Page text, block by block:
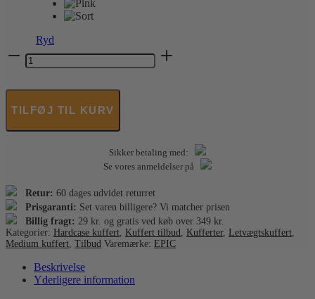
Ryd
EPIC
-
SL
-
Medium
TILFØJ TIL KURV
Sikker betaling med:
Se vores anmeldelser på
Retur: 60 dages udvidet returret
Prisgaranti: Set varen billigere? Vi matcher prisen
Billig fragt: 29 kr. og gratis ved køb over 349 kr.
Kategorier: Hardcase kuffert Kuffert tilbud Kufferter, Letvægtskuffert
Medium kuffert Tilbud Varemærke: EPIC
Beskrivelse
Yderligere information